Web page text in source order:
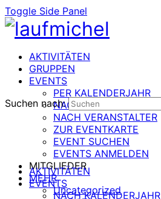
Toggle Side Panel
AKTIVITÄTEN
GRUPPEN
EVENTS
PER KALENDERJAHR
NACH DATUM
NACH VERANSTALTER
ZUR EVENTKARTE
EVENT SUCHEN
EVENTS ANMELDEN
MITGLIEDER
MEHR
Uncategorized
Suchen nach:
AKTIVITÄTEN
EVENTS
NACH KALENDERJAHR